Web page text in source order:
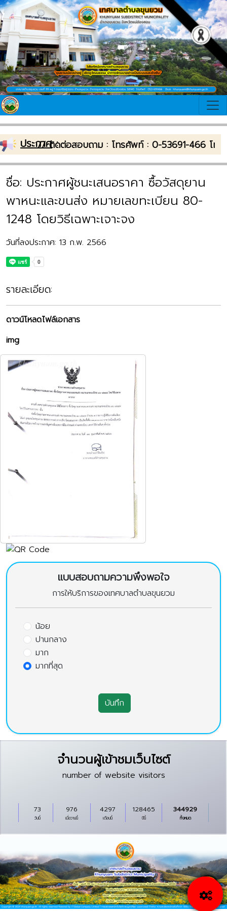
ประกาศ:
ขุนยวม // ติดต่อสอบถาม : โทรศัพท์ : 0-53691-466 โทร
ชื่อ: ประกาศผู้ชนะเสนอราคา ซื้อวัสดุยาน
พาหนะและขนส่ง หมายเลขทะเบียน 80-
1248 โดยวิธีเฉพาะเจาะจง
วันที่ลงประกาศ: 13 ก.พ. 2566
รายละเอียด:
ดาวน์โหลดไฟล์เอกสาร
img
แบบสอบถามความพึงพอใจ
การให้บริการของเทศบาลตำบลขุนยวม
น้อย
ปานกลาง
มาก
มากที่สุด
บันทึก
จำนวนผู้เข้าชมเว็บไซต์
number of website visitors
วันนี้
73
เมื่อวานนี้
976
เดือนนี้
4297
ปีนี้
128465
ทั้งหมด
344929